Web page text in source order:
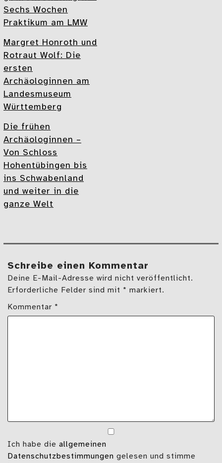
Sechs Wochen
Praktikum am LMW
Margret Honroth und
Rotraut Wolf: Die
ersten
Archäologinnen am
Landesmuseum
Württemberg
Die frühen
Archäologinnen –
Von Schloss
Hohentübingen bis
ins Schwabenland
und weiter in die
ganze Welt
Schreibe einen Kommentar
Deine E-Mail-Adresse wird nicht veröffentlicht.
Erforderliche Felder sind mit * markiert.
Kommentar *
Ich habe die allgemeinen
Datenschutzbestimmungen gelesen und stimme